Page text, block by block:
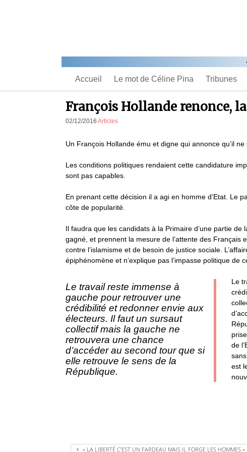
Accueil Le mot de Céline Pina Tribunes
François Hollande renonce,
02/12/2016 Articles
Un François Hollande ému et digne qui annonce qu’il ne
Les conditions politiques rendaient cette candidature
sont pas capables.
En prenant cette décision il a agi en homme d’Etat. Le
côte de popularité.
Il faudra que les candidats à la Primaire d’une partie de
gagné, et prennent la mesure de l’attente des Français
contre l’islamisme et de besoin de justice sociale.
épiphénomène et n’explique pas l’impasse politique de
Le travail reste immense à
gauche pour retrouver une
crédibilité et redonner envie aux
électeurs. Il faut un sursaut
collectif mais la gauche ne
retrouvera une chance
d’accéder au second tour que si
elle retrouve le sens de la
République.
Le
de
est
« LA LIBERTÉ C’EST UN FARDEAU MAIS IL FORGE LES HOMMES »